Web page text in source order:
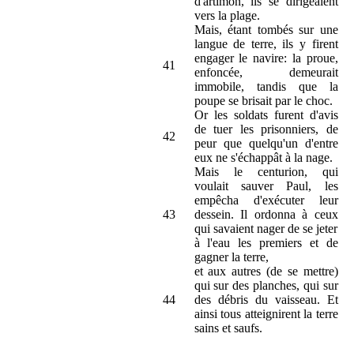
vers la plage.
41
Mais, étant tombés sur une
langue de terre, ils y firent
engager le navire: la proue,
enfoncée, demeurait
immobile, tandis que la
poupe se brisait par le choc.
42
Or les soldats furent d'avis
de tuer les prisonniers, de
peur que quelqu'un d'entre
eux ne s'échappât à la nage.
43
Mais le centurion, qui
voulait sauver Paul, les
empêcha d'exécuter leur
dessein. Il ordonna à ceux
qui savaient nager de se jeter
à l'eau les premiers et de
gagner la terre,
44
et aux autres (de se mettre)
qui sur des planches, qui sur
des débris du vaisseau. Et
ainsi tous atteignirent la terre
sains et saufs.